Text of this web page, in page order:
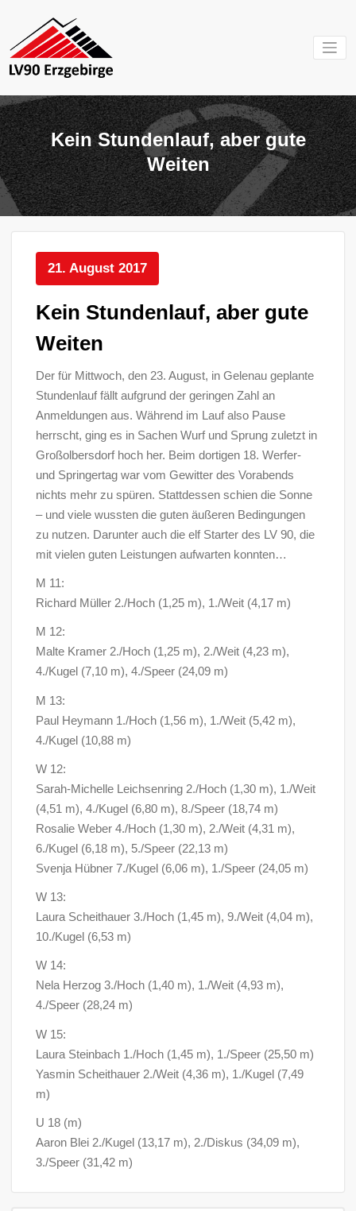
springen
e.V.
Mein Verein im
Kein Stundenlauf, aber gute
Weiten
21. August 2017
Kein Stundenlauf, aber gute
Weiten
Der für Mittwoch, den 23. August, in Gelenau geplante
Stundenlauf fällt aufgrund der geringen Zahl an
Anmeldungen aus. Während im Lauf also Pause
herrscht, ging es in Sachen Wurf und Sprung zuletzt in
Großolbersdorf hoch her. Beim dortigen 18. Werfer-
und Springertag war vom Gewitter des Vorabends
nichts mehr zu spüren. Stattdessen schien die Sonne
– und viele wussten die guten äußeren Bedingungen
zu nutzen. Darunter auch die elf Starter des LV 90, die
mit vielen guten Leistungen aufwarten konnten…
M 11:
Richard Müller 2./Hoch (1,25 m), 1./Weit (4,17 m)
M 12:
Malte Kramer 2./Hoch (1,25 m), 2./Weit (4,23 m),
4./Kugel (7,10 m), 4./Speer (24,09 m)
M 13:
Paul Heymann 1./Hoch (1,56 m), 1./Weit (5,42 m),
4./Kugel (10,88 m)
W 12:
Sarah-Michelle Leichsenring 2./Hoch (1,30 m), 1./Weit
(4,51 m), 4./Kugel (6,80 m), 8./Speer (18,74 m)
Rosalie Weber 4./Hoch (1,30 m), 2./Weit (4,31 m),
6./Kugel (6,18 m), 5./Speer (22,13 m)
Svenja Hübner 7./Kugel (6,06 m), 1./Speer (24,05 m)
W 13:
Laura Scheithauer 3./Hoch (1,45 m), 9./Weit (4,04 m),
10./Kugel (6,53 m)
W 14:
Nela Herzog 3./Hoch (1,40 m), 1./Weit (4,93 m),
4./Speer (28,24 m)
W 15:
Laura Steinbach 1./Hoch (1,45 m), 1./Speer (25,50 m)
Yasmin Scheithauer 2./Weit (4,36 m), 1./Kugel (7,49
m)
U 18 (m)
Aaron Blei 2./Kugel (13,17 m), 2./Diskus (34,09 m),
3./Speer (31,42 m)